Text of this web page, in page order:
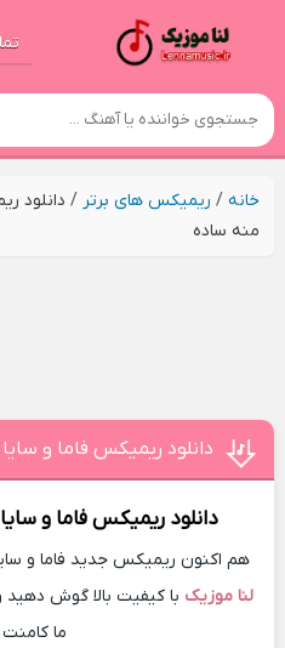
خانه/ ریمیکس های برتر / دانلود
منه ساده
دانلود ریمیکس فاما و
دانلود ریمیکسفاما و
هم اکنون ریمیکس جدید فاما و
لنا موزیک با کیفیت بالا گوش دهید
ما